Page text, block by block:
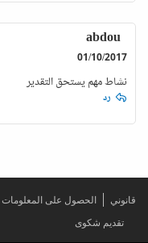
abdou
01/10/2017
نشاط مهم يستحق التقدير
رد
قانوني الحصول على المعلومات
تقديم شكوى